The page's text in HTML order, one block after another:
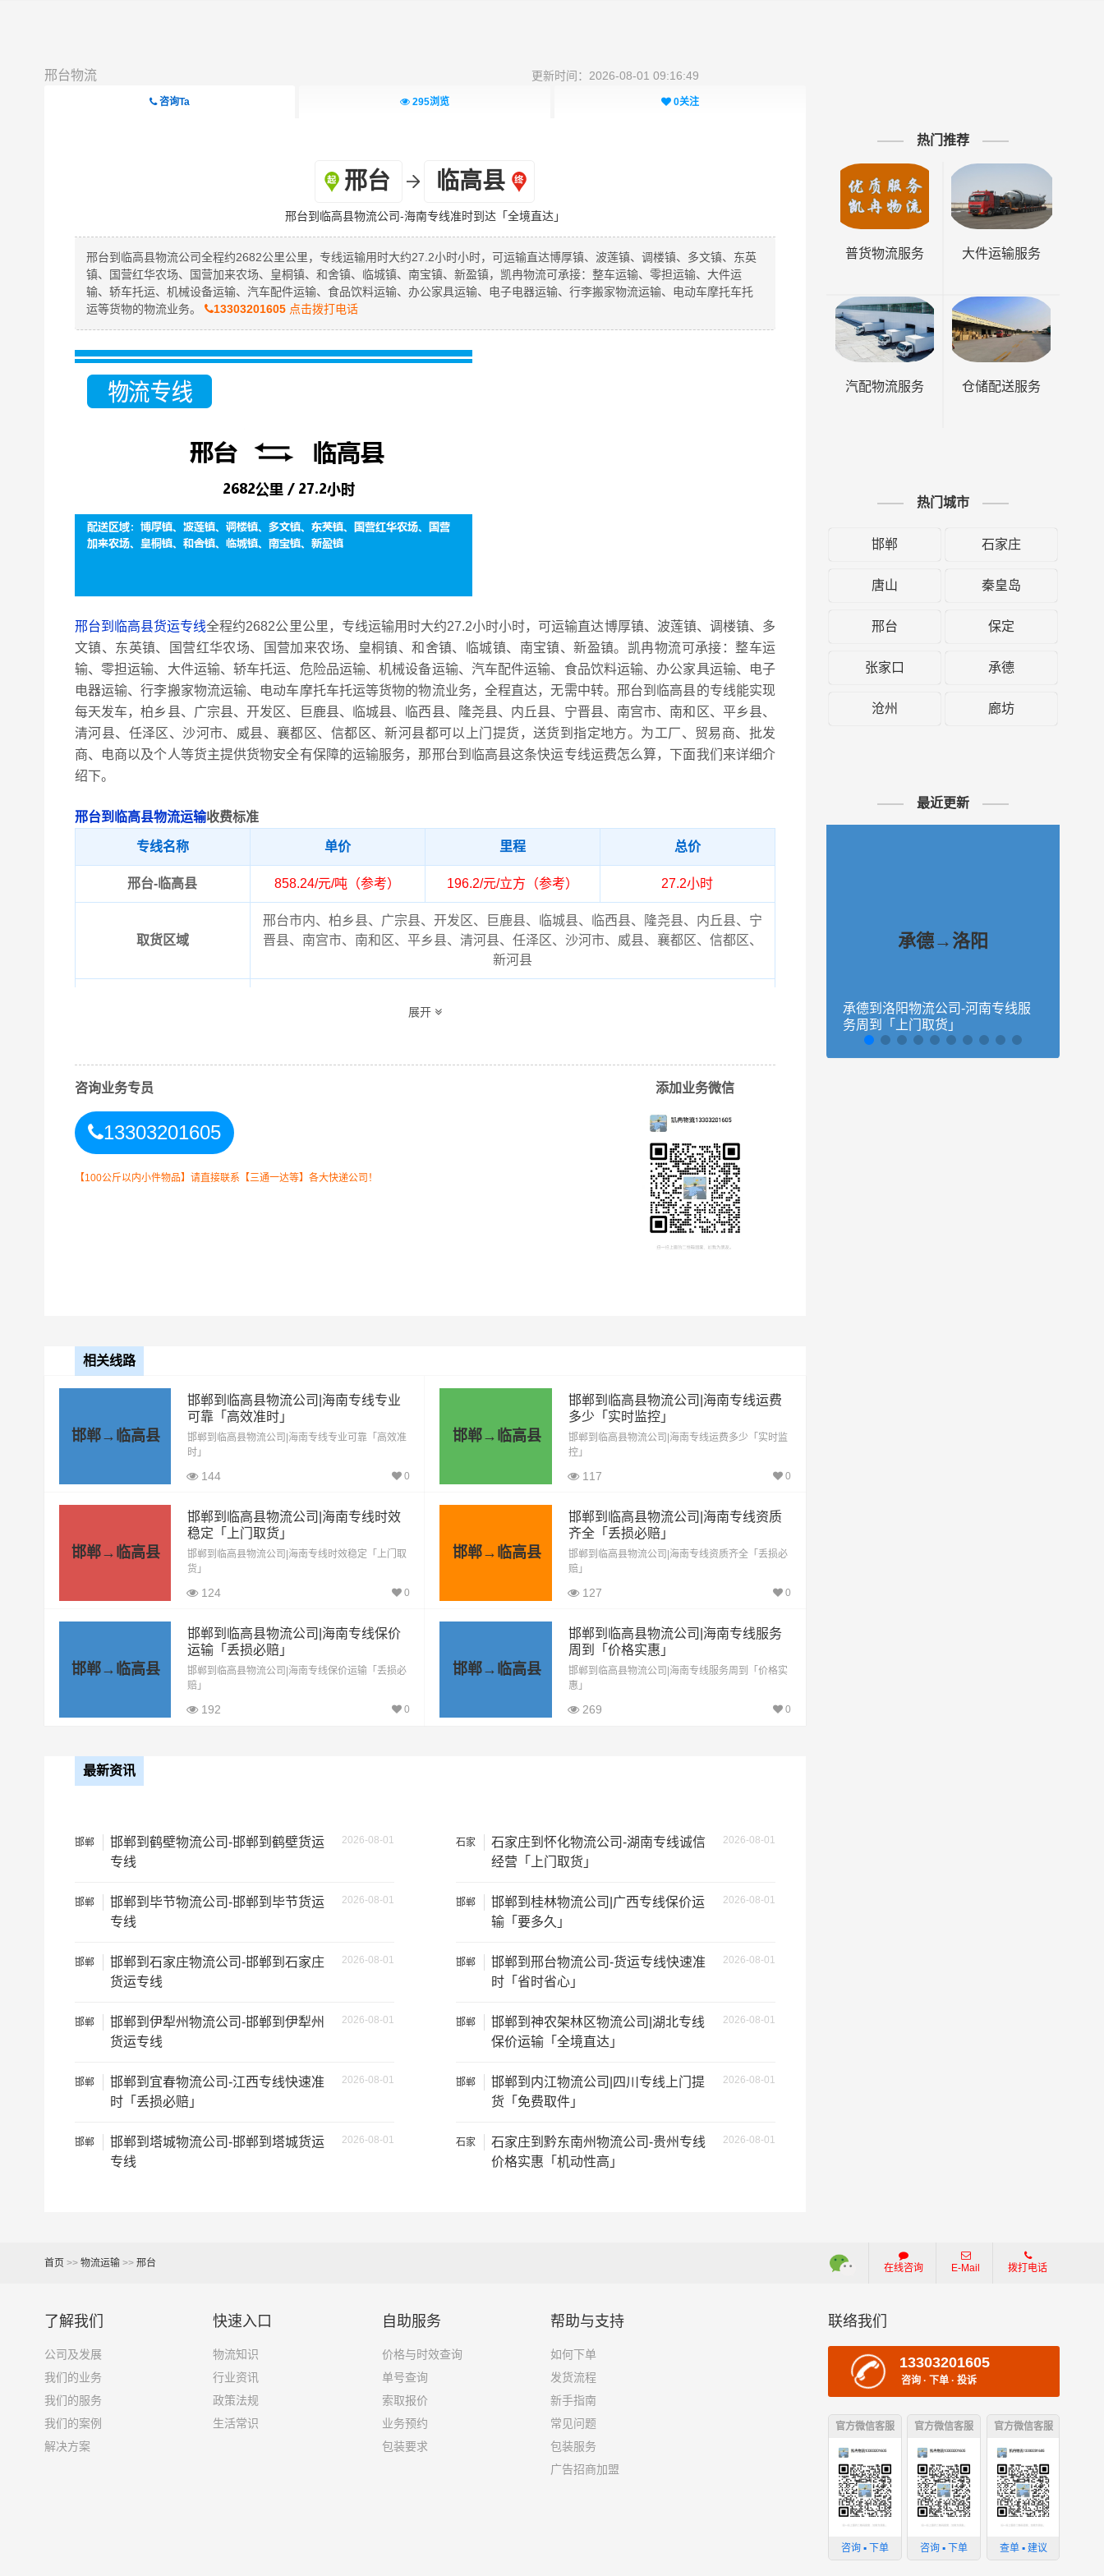
邢台物流 更新时间：2026-08-01 09:16:49
咨询Ta 295浏览 0关注
邢台 临高县
邢台到临高县物流公司-海南专线准时到达「全境直达」
邢台到临高县物流公司全程约2682公里公里，专线运输用时大约27.2小时小时，可运输直达博厚镇、波莲镇、调楼镇、多文镇、东英
镇、国营红华农场、国营加来农场、皇桐镇、和舍镇、临城镇、南宝镇、新盈镇，凯冉物流可承接：整车运输、零担运输、大件运
输、轿车托运、机械设备运输、汽车配件运输、食品饮料运输、办公家具运输、电子电器运输、行李搬家物流运输、电动车摩托车托
运等货物的物流业务。
13303201605点击拨打电话
邢台到临高县货运专线全程约2682公里公里，专线运输用时大约27.2小时小时，可运输直达博厚镇、波莲镇、调楼镇、多
文镇、东英镇、国营红华农场、国营加来农场、皇桐镇、和舍镇、临城镇、南宝镇、新盈镇。凯冉物流可承接：整车运
输、零担运输、大件运输、轿车托运、危险品运输、机械设备运输、汽车配件运输、食品饮料运输、办公家具运输、电子
电器运输、行李搬家物流运输、电动车摩托车托运等货物的物流业务，全程直达，无需中转。邢台到临高县的专线能实现
每天发车，柏乡县、广宗县、开发区、巨鹿县、临城县、临西县、隆尧县、内丘县、宁晋县、南宫市、南和区、平乡县、
清河县、任泽区、沙河市、威县、襄都区、信都区、新河县都可以上门提货，送货到指定地方。为工厂、贸易商、批发
商、电商以及个人等货主提供货物安全有保障的运输服务，那邢台到临高县这条快运专线运费怎么算，下面我们来详细介
绍下。
邢台到临高县物流运输收费标准
专线名称 单价 里程 总价
邢台-临高县 858.24/元/吨（参考） 196.2/元/立方（参考） 27.2小时
取货区域
邢台市内、柏乡县、广宗县、开发区、巨鹿县、临城县、临西县、隆尧县、内丘县、宁
晋县、南宫市、南和区、平乡县、清河县、任泽区、沙河市、威县、襄都区、信都区、
新河县
场、皇桐镇、和舍镇、临城镇、南宝镇、新盈镇（详细送货位置请电话沟通）
整车运输车型
4.2米高栏 3.5元 9387元
6.8米高栏 5.5元 2682公里 14751元
9.6米高栏
13米高栏 8.5元 22797元
17.5米平板 10.5元 2682公里 28161元
整车运输价格计算方式通常是按单价×公里，以上报价为市场透明价，仅供参考，不作为
最终成交价格，望知晓！
根据货物类型选择合适车型
3.2米货车 1.2吨
3.8米货车 15立方 2吨 3.8×1.7×2.2
4.2米货车 5吨
其他货主物流经验分享
展开
咨询业务专员
13303201605
【100公斤以内小件物品】请直接联系【三通一达等】各大快递公司！
添加业务微信
相关线路
邯郸→临高县
邯郸到临高县物流公司|海南专线专业
可靠「高效准时」
邯郸到临高县物流公司|海南专线专业可靠「高效准
时」
144 0
邯郸→临高县
邯郸到临高县物流公司|海南专线运费
多少「实时监控」
邯郸到临高县物流公司|海南专线运费多少「实时监
控」
117 0
邯郸→临高县
邯郸到临高县物流公司|海南专线时效
稳定「上门取货」
邯郸到临高县物流公司|海南专线时效稳定「上门取
货」
124 0
邯郸→临高县
邯郸到临高县物流公司|海南专线资质
齐全「丢损必赔」
邯郸到临高县物流公司|海南专线资质齐全「丢损必
赔」
127 0
邯郸→临高县
邯郸到临高县物流公司|海南专线保价
运输「丢损必赔」
邯郸到临高县物流公司|海南专线保价运输「丢损必
赔」
192 0
邯郸→临高县
邯郸到临高县物流公司|海南专线服务
周到「价格实惠」
邯郸到临高县物流公司|海南专线服务周到「价格实
惠」
269 0
最新资讯
邯郸 2026-08-01
邯郸到鹤壁物流公司-邯郸到鹤壁货运
专线
邯郸 2026-08-01
邯郸到毕节物流公司-邯郸到毕节货运
专线
邯郸 2026-08-01
邯郸到石家庄物流公司-邯郸到石家庄
货运专线
邯郸 2026-08-01
邯郸到伊犁州物流公司-邯郸到伊犁州
货运专线
邯郸 2026-08-01
邯郸到宜春物流公司-江西专线快速准
时「丢损必赔」
邯郸 2026-08-01
邯郸到塔城物流公司-邯郸到塔城货运
专线
石家
2026-08-01
石家庄到怀化物流公司-湖南专线诚信
经营「上门取货」
邯郸 2026-08-01
邯郸到桂林物流公司|广西专线保价运
输「要多久」
邯郸 2026-08-01
邯郸到邢台物流公司-货运专线快速准
时「省时省心」
邯郸 2026-08-01
邯郸到神农架林区物流公司|湖北专线
保价运输「全境直达」
邯郸 2026-08-01
邯郸到内江物流公司|四川专线上门提
货「免费取件」
石家
2026-08-01
石家庄到黔东南州物流公司-贵州专线
价格实惠「机动性高」
热门推荐
普货物流服务 大件运输服务
汽配物流服务 仓储配送服务
热门城市
邯郸 石家庄
唐山 秦皇岛
邢台 保定
张家口 承德
沧州 廊坊
最近更新
承德→洛阳
承德到洛阳物流公司-河南专线服
务周到「上门取货」
首页 >> 物流运输>> 邢台 在线咨询 E-Mail 拨打电话
了解我们
公司及发展
我们的业务
我们的服务
我们的案例
解决方案
快速入口
物流知识
行业资讯
政策法规
生活常识
自助服务
价格与时效查询
单号查询
索取报价
业务预约
包装要求
帮助与支持
如何下单
发货流程
新手指南
常见问题
包装服务
广告招商加盟
联络我们
13303201605
咨询 · 下单 · 投诉
官方微信客服
咨询 ▪ 下单
官方微信客服
咨询 ▪ 下单
官方微信客服
查单 ▪ 建议